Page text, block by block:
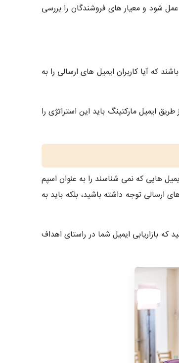
عمل شود و معیار های فروشندگان را بررسی
که آیا کاربران ایمیل های ارسالی را به
ایمیل مارکتینگ باید این استراتژی را
هایی که نمی شناسند را به عنوان اسپم
ارسالی توجه داشته باشید، بلکه باید به
بازاریابی ایمیل شما در راستای اهداف